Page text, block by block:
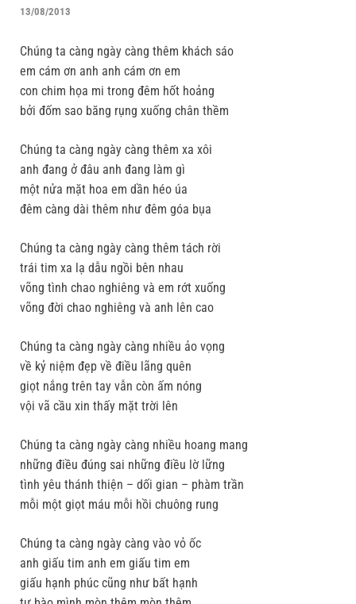
13/08/2013
Chúng ta càng ngày càng thêm khách sáo
em cám ơn anh anh cám ơn em
con chim họa mi trong đêm hốt hoảng
bởi đốm sao băng rụng xuống chân thềm
Chúng ta càng ngày càng thêm xa xôi
anh đang ở đâu anh đang làm gì
một nửa mặt hoa em dần héo úa
đêm càng dài thêm như đêm góa bụa
Chúng ta càng ngày càng thêm tách rời
trái tim xa lạ dẫu ngồi bên nhau
võng tình chao nghiêng và em rớt xuống
võng đời chao nghiêng và anh lên cao
Chúng ta càng ngày càng nhiều ảo vọng
về kỷ niệm đẹp về điều lãng quên
giọt nắng trên tay vẫn còn ấm nóng
vội vã cầu xin thấy mặt trời lên
Chúng ta càng ngày càng nhiều hoang mang
những điều đúng sai những điều lờ lững
tình yêu thánh thiện – dối gian – phàm trần
mỗi một giọt máu mỗi hồi chuông rung
Chúng ta càng ngày càng vào vỏ ốc
anh giấu tim anh em giấu tim em
giấu hạnh phúc cũng như bất hạnh